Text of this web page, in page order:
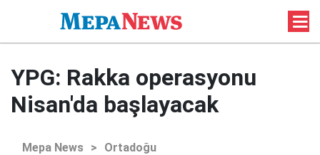
YPG: Rakka operasyonu
Nisan'da başlayacak
Mepa News > Ortadoğu